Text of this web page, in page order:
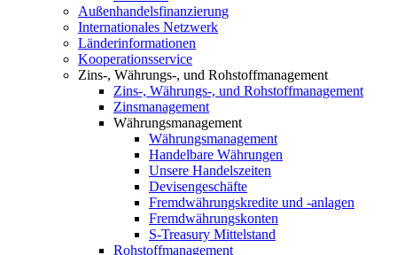
Außenhandelsfinanzierung
Internationales Netzwerk
Länderinformationen
Kooperationsservice
Zins-, Währungs-, und Rohstoffmanagement
Zins-, Währungs-, und Rohstoffmanagement
Zinsmanagement
Währungsmanagement
Währungsmanagement
Handelbare Währungen
Unsere Handelszeiten
Devisengeschäfte
Fremdwährungskredite und -anlagen
Fremdwährungskonten
S-Treasury Mittelstand
Rohstoffmanagement